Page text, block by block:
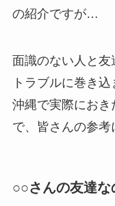
の紹介ですが…
面識のない人と友
トラブルに巻き
沖縄で実際にお
で、皆さんの参考
○○さんの友達